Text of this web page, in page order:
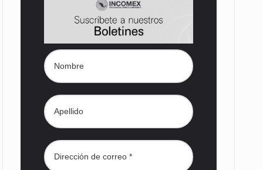
en…